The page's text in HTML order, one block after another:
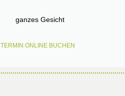
ganzes Gesicht
TERMIN ONLINE BUCHEN